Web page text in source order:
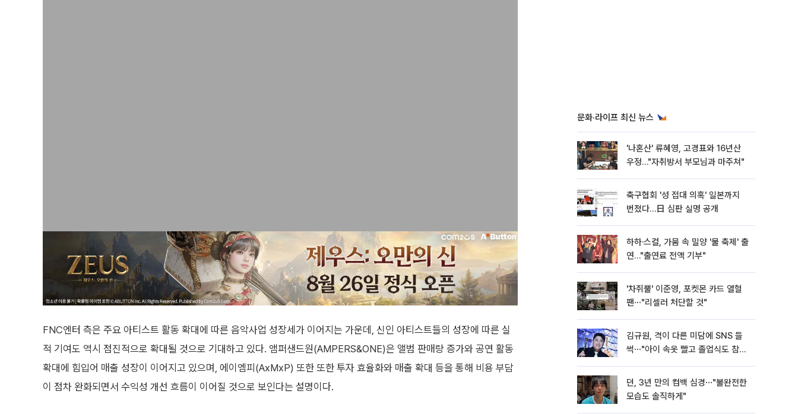
FNC엔터 측은 주요 아티스트 활동 확대에 따른 음악사업 성장세가 이어지는 가운데, 신인 아티스트들의 성장에 따른 실
적 기여도 역시 점진적으로 확대될 것으로 기대하고 있다. 앰퍼샌드원(AMPERS&ONE)은 앨범 판매량 증가와 공연 활동
확대에 힘입어 매출 성장이 이어지고 있으며, 에이엠피(AxMxP) 또한 또한 투자 효율화와 매출 확대 등을 통해 비용 부담
이 점차 완화되면서 수익성 개선 흐름이 이어질 것으로 보인다는 설명이다.
문화·라이프 최신 뉴스
'나혼산' 류혜영, 고경표와 16년산
우정…"자취방서 부모님과 마주쳐"
축구협회 '성 접대 의혹' 일본까지
번졌다…日 심판 실명 공개
하하·스컬, 가뭄 속 밀양 '물 축제' 출
연…"출연료 전액 기부"
'차쥐뿔' 이준영, 포켓몬 카드 열혈
팬⋯"리셀러 처단할 것"
김규원, 격이 다른 미담에 SNS 들
썩⋯"아이 속옷 빨고 졸업식도 참
던, 3년 만의 컴백 심경⋯"불완전한
모습도 솔직하게"